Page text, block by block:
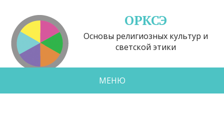
ОРКСЭ
Основы религиозных культур и
светской этики
МЕНЮ